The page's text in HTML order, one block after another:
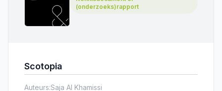
(onderzoeks)rapport
Scotopia
Auteurs:Saja Al Khamissi